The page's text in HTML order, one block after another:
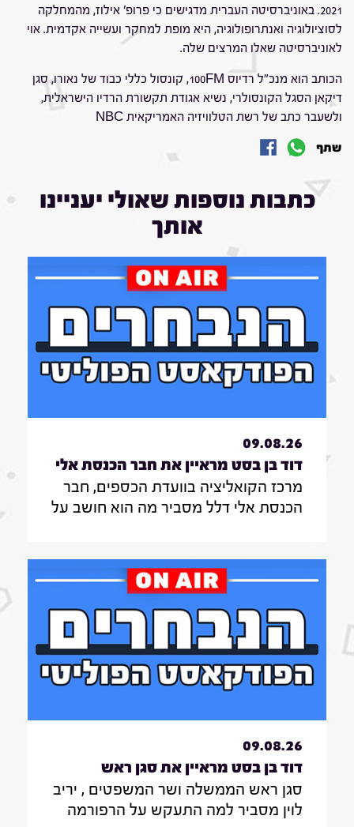
2021. באוניברסיטה העברית מדגישים כי פרופ' אילוז, מהמחלקה
לסוציולוגיה ואנתרופולוגיה, היא מופת למחקר ועשייה אקדמית. אוי
לאוניברסיטה שאלו המרצים שלה.
הכותב הוא מנכ"ל רדיוס 100FM, קונסול כללי כבוד של נאורו, סגן
דיקאן הסגל הקונסולרי, נשיא אגודת תקשורת הרדיו הישראלית,
ולשעבר כתב של רשת הטלוויזיה האמריקאית NBC
שתף
כתבות נוספות שאולי יעניינו
אותך
09.08.26
דוד בן בסט מראיין את חבר הכנסת אלי
דלל|7.8.26
מרכז הקואליציה בוועדת הכספים, חבר
הכנסת אלי דלל מסביר מה הוא חושב על
חרדים בוועדת הכספים
09.08.26
דוד בן בסט מראיין את סגן ראש
הממשלה ושר המשפטים , יריב
לוין|7.8.26
סגן ראש הממשלה ושר המשפטים , יריב
לוין מסביר למה התעקש על הרפורמה